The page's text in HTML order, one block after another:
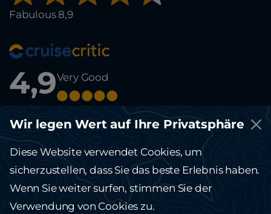
Fabulous 8,9
4,9Very Good
© Copyright 2012-2026 Running on Waves. All rights reserved.
This site is protected by reCAPTCHA and the Google Privacy Policy
and
Die Website running-on-waves.com dient ausschließlich Informationszwecken
und stellt kein öffentliches Angebot dar.
Bitte kontaktieren Sie unser Büro für weitere Informationen und Details.
Wir legen Wert auf Ihre Privatsphäre
Diese Website verwendet Cookies, um
sicherzustellen, dass Sie das beste Erlebnis haben.
Wenn Sie weiter surfen, stimmen Sie der
Verwendung von Cookies zu.